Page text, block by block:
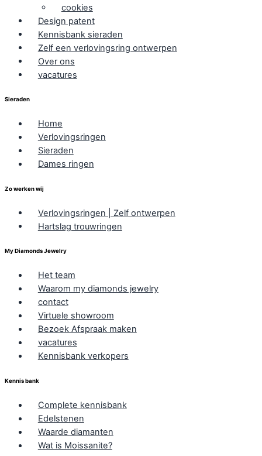
cookies
Design patent
Kennisbank sieraden
Zelf een verlovingsring ontwerpen
Over ons
vacatures
Sieraden
Home
Verlovingsringen
Sieraden
Dames ringen
Zo werken wij
Verlovingsringen | Zelf ontwerpen
Hartslag trouwringen
My Diamonds Jewelry
Het team
Waarom my diamonds jewelry
contact
Virtuele showroom
Bezoek Afspraak maken
vacatures
Kennisbank verkopers
Kennis bank
Complete kennisbank
Edelstenen
Waarde diamanten
Wat is Moissanite?